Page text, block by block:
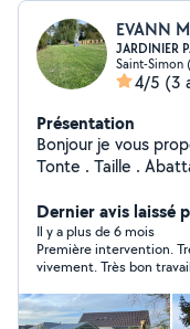
EVANN
JARDINIER
Saint-Simon
4/5 (3
Présentation
Bonjour je vous
Tonte . Taille . Abattage . Élagage . Evacuation de
gratuit et sans
Dernier avis laissé
Il y a plus de 6 mois
Première intervention.
vivement. Très bon travail effectué, Evann est très es sympa et